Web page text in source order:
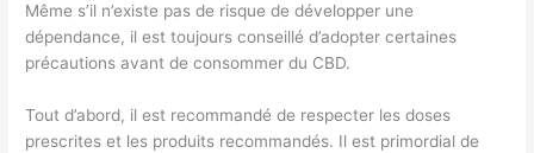
Même s’il n’existe pas de risque de développer une
dépendance, il est toujours conseillé d’adopter certaines
précautions avant de consommer du CBD.
Tout d’abord, il est recommandé de respecter les doses
prescrites et les produits recommandés. Il est primordial de